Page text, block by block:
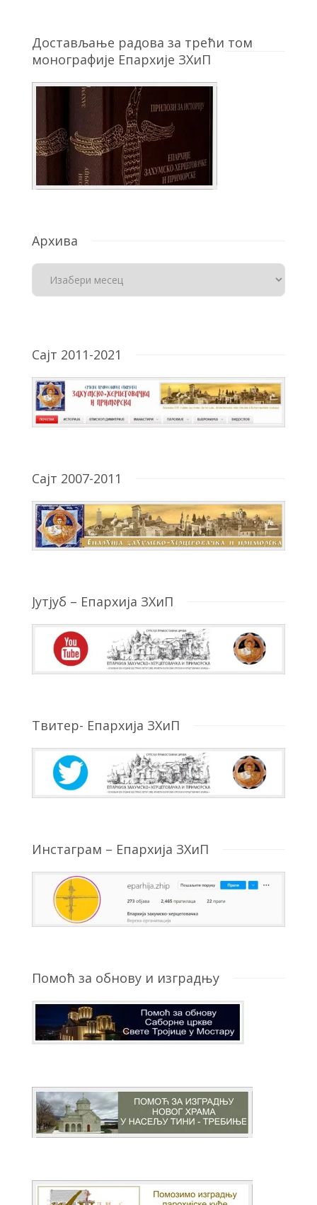
Достављање радова за трећи том
монографије Епархије ЗХиП
Архива
Сајт 2011-2021
Сајт 2007-2011
Јутјуб – Епархија ЗХиП
Твитер- Епархија ЗХиП
Инстаграм – Епархија ЗХиП
Помоћ за обнову и изградњу